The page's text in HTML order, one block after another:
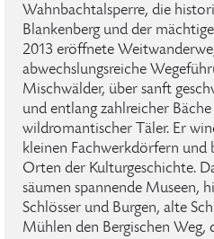
Wahnbachtalsperre, die
Blankenberg und der
2013 eröffnete
abwechslungsreiche
Mischwälder, über sanft
und entlang zahlreicher
wildromantischer Täler. Er
kleinen Fachwerkdörfern und
Orten der Kulturgeschichte.
säumen spannende Museen,
Schlösser und Burgen, alte
Mühlen den Bergischen Weg,